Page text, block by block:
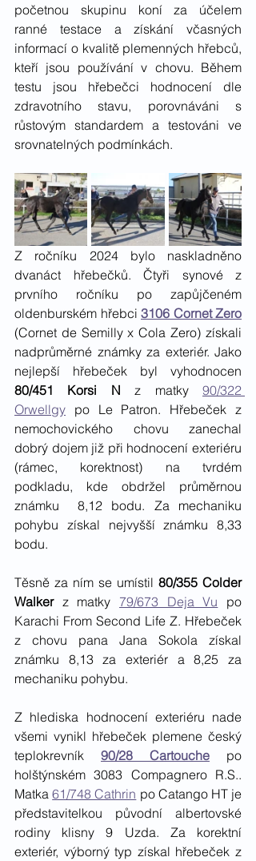
početnou skupinu koní za účelem
ranné testace a získání včasných
informací o kvalitě plemenných hřebců,
kteří jsou používání v chovu. Během
testu jsou hřebečci hodnocení dle
zdravotního stavu, porovnáváni s
růstovým standardem a testováni ve
srovnatelných podmínkách.
Z ročníku 2024 bylo naskladněno
dvanáct hřebečků. Čtyři synové z
prvního ročníku po zapůjčeném
oldenburském hřebci 3106 Cornet Zero
(Cornet de Semilly x Cola Zero) získali
nadprůměrné známky za exteriér. Jako
nejlepší hřebeček byl vyhodnocen
80/451 Korsi N z matky 90/322
Orwellgy po Le Patron. Hřebeček z
nemochovického chovu zanechal
dobrý dojem již při hodnocení exteriéru
(rámec, korektnost) na tvrdém
podkladu, kde obdržel průměrnou
známku  8,12 bodu. Za mechaniku
pohybu získal nejvyšší známku 8,33
bodu.
Těsně za ním se umístil 80/355 Colder
Walker z matky 79/673 Deja Vu po
Karachi From Second Life Z. Hřebeček
z chovu pana Jana Sokola získal
známku 8,13 za exteriér a 8,25 za
mechaniku pohybu.
Z hlediska hodnocení exteriéru nade
všemi vynikl hřebeček plemene český
teplokrevník 90/28 Cartouche po
holštýnském 3083 Compagnero R.S..
Matka 61/748 Cathrin po Catango HT je
představitelkou původní albertovské
rodiny klisny 9 Uzda. Za korektní
exteriér, výborný typ získal hřebeček z